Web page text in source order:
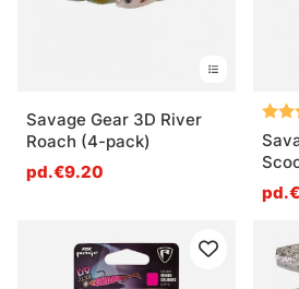
Savage Gear 3D River
Roach (4-pack)
pd.€9.20